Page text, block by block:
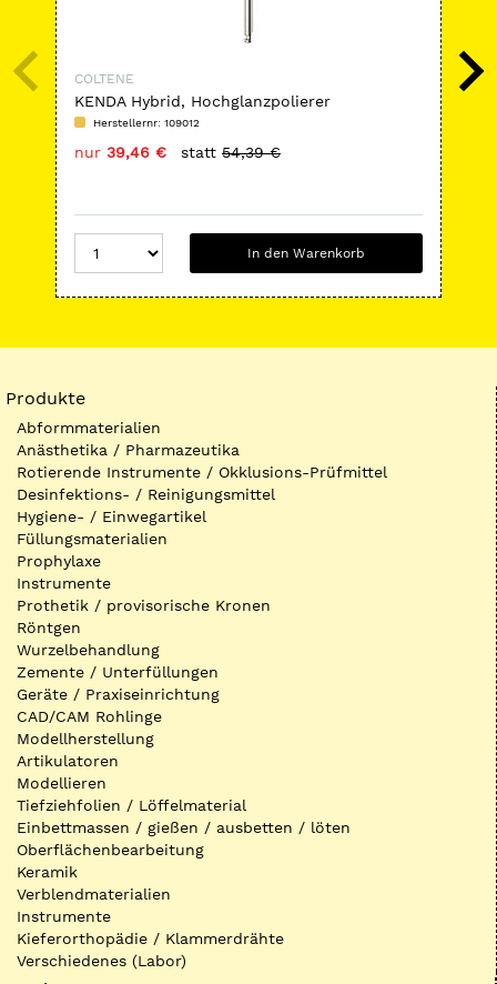
COLTENE
KENDA Hybrid, Hochglanzpolierer
Herstellernr: 109012
nur 39,46 € statt 54,39 €
In den Warenkorb
Produkte
Abformmaterialien
Anästhetika / Pharmazeutika
Rotierende Instrumente / Okklusions-Prüfmittel
Desinfektions- / Reinigungsmittel
Hygiene- / Einwegartikel
Füllungsmaterialien
Prophylaxe
Instrumente
Prothetik / provisorische Kronen
Röntgen
Wurzelbehandlung
Zemente / Unterfüllungen
Geräte / Praxiseinrichtung
CAD/CAM Rohlinge
Modellherstellung
Artikulatoren
Modellieren
Tiefziehfolien / Löffelmaterial
Einbettmassen / gießen / ausbetten / löten
Oberflächenbearbeitung
Keramik
Verblendmaterialien
Instrumente
Kieferorthopädie / Klammerdrähte
Verschiedenes (Labor)